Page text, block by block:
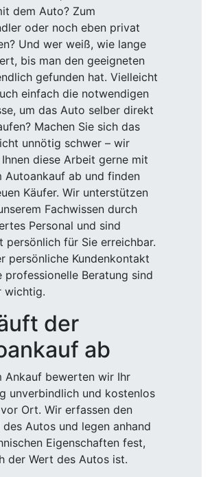
dem Auto? Zum
oder noch eben privat
Und wer weiß, wie lange
bis man den geeigneten
gefunden hat. Vielleicht
einfach die notwendigen
um das Auto selber direkt
Machen Sie sich das
unnötig schwer – wir
Ihnen diese Arbeit gerne mit
Autoankauf ab und finden
Käufer. Wir unterstützen
Fachwissen durch
Personal und sind
persönlich für Sie erreichbar.
persönliche Kundenkontakt
professionelle Beratung sind
wichtig.
der
ab
Ankauf bewerten wir Ihr
unverbindlich und kostenlos
Ort. Wir erfassen den
des Autos und legen anhand
Eigenschaften fest,
der Wert des Autos ist.